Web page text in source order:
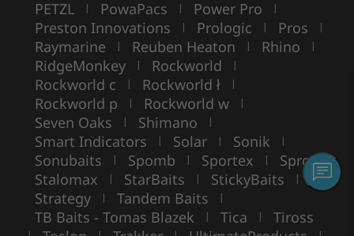
PETZL | PowaPacs | Power Pro |
Preston Innovations | Prologic | Pros |
Raymarine | Reuben Heaton | Rhino |
RidgeMonkey | Rockworld |
Rockworld c | Rockworld ł |
Rockworld p | Rockworld w |
Seven Oaks | Shimano |
Smart Indicators | Solar | Sonik |
Sonubaits | Spomb | Sportex | Spro |
Stalomax | StarBaits | StickyBaits |
Strategy | Tandem Baits |
TB Baits - Tomas Blazek | Tica | Tiross